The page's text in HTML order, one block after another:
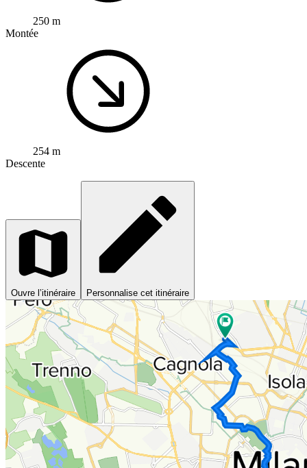
250 m
Montée
254 m
Descente
Ouvre l’itinéraire Personnalise cet itinéraire